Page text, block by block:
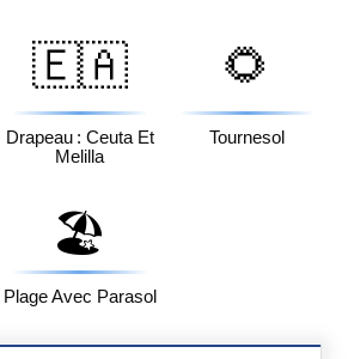
🇪🇦
Drapeau : Ceuta Et
Melilla
🌻
Tournesol
🏖️
Plage Avec Parasol